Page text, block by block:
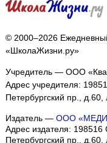
© 2000–2026
«ШколаЖизни.ру»
Учредитель — ООО
Адрес учредителя:
Петербургский пр.,
Издатель — ООО
Адрес издателя: 198516
Петербургский пр.,